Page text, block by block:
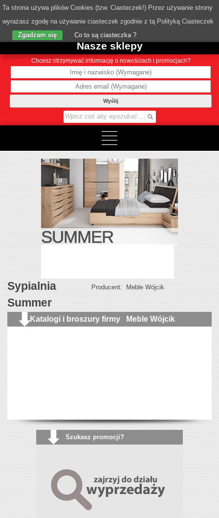
o Nas
Nasze sklepy
Chcesz otrzymywać informację o nowościach i promocjach?
Wyślij
SUMMER
Sypialnia
Summer
Producent: Meble Wójcik
Katalogi i broszury firmy Meble Wójcik
Szukasz promocji?
Ta strona używa plików Cookies (tzw. Ciasteczek!) Przez używanie strony
wyrażasz zgodę na używanie ciasteczek zgodnie z tą Polityką Ciasteczek
Zgadzam się
Co to są ciasteczka ?